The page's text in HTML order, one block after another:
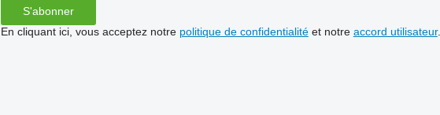
S'abonner
En cliquant ici, vous acceptez notre politique de confidentialitéet notre accord utilisateur.